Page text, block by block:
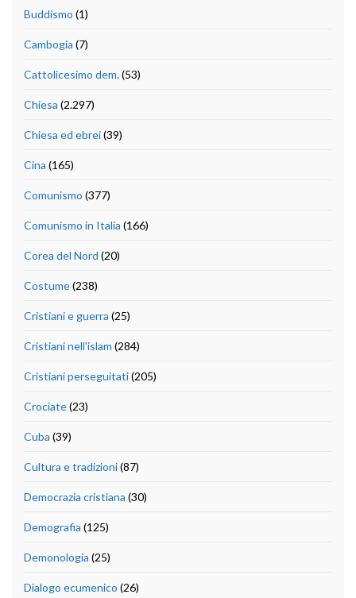
Buddismo (1)
Cambogia (7)
Cattolicesimo dem.(53)
Chiesa (2.297)
Chiesa ed ebrei(39)
Cina (165)
Comunismo (377)
Comunismo in Italia (166)
Corea del Nord (20)
Costume(238)
Cristiani e guerra (25)
Cristiani nell'islam (284)
Cristiani perseguitati(205)
Crociate(23)
Cuba (39)
Cultura e tradizioni(87)
Democrazia cristiana (30)
Demografia (125)
Demonologia (25)
Dialogo ecumenico (26)